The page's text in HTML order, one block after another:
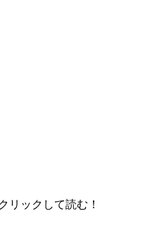
リックして読む！